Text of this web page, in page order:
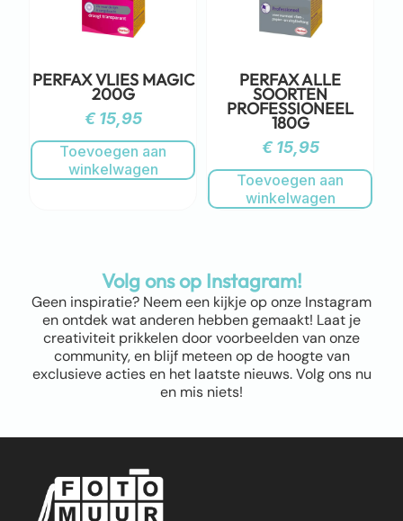
PERFAX VLIES MAGIC
200G
€15,95
Toevoegen aan
winkelwagen
PERFAX ALLE
SOORTEN
PROFESSIONEEL
180G
€15,95
Toevoegen aan
winkelwagen
Volg ons op Instagram!
Geen inspiratie? Neem een kijkje op onze Instagram
en ontdek wat anderen hebben gemaakt! Laat je
creativiteit prikkelen door voorbeelden van onze
community, en blijf meteen op de hoogte van
exclusieve acties en het laatste nieuws. Volg ons nu
en mis niets!